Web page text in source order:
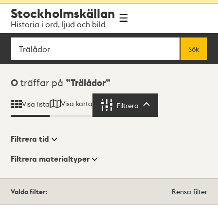
navigationen
huvudinnehållet
Stockholmskällan
Historia i ord, ljud och bild
Sök
Sök
Sökresultat
0 träffar på Trälådor
Visa lista Visa karta Filtrera
Visningsläge
Filtrera tid
Filtrera materialtyper
träffar
Valda filter: Rensa filter